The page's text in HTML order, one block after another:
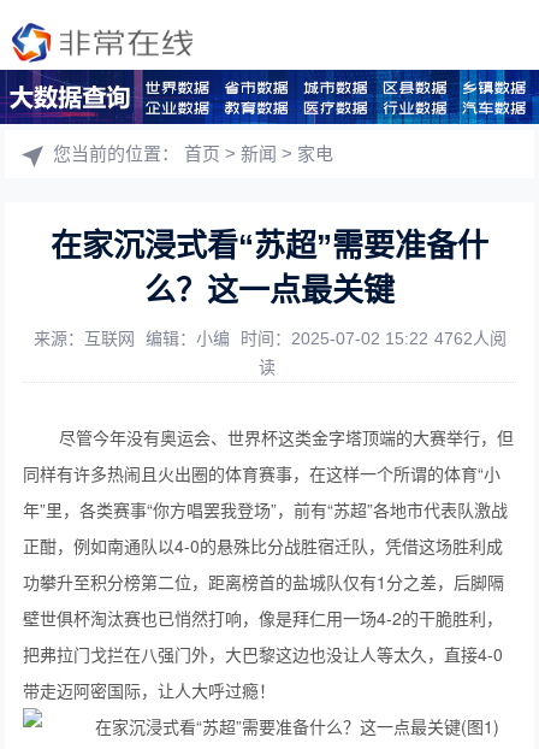
您当前的位置：首页 >新闻 > 家电
在家沉浸式看“苏超”需要准备什
么？这一点最关键
来源：互联网 编辑：小编 时间：2025-07-02 15:22 4762人阅
读
尽管今年没有奥运会、世界杯这类金字塔顶端的大赛举行，但
同样有许多热闹且火出圈的体育赛事，在这样一个所谓的体育“小
年”里，各类赛事“你方唱罢我登场”，前有“苏超”各地市代表队激战
正酣，例如南通队以4-0的悬殊比分战胜宿迁队，凭借这场胜利成
功攀升至积分榜第二位，距离榜首的盐城队仅有1分之差，后脚隔
壁世俱杯淘汰赛也已悄然打响，像是拜仁用一场4-2的干脆胜利，
把弗拉门戈拦在八强门外，大巴黎这边也没让人等太久，直接4-0
带走迈阿密国际，让人大呼过瘾！